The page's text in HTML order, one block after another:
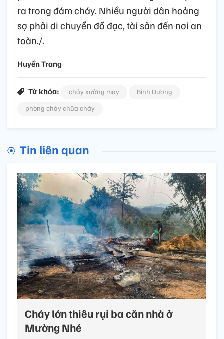
ra trong đám cháy. Nhiều người dân hoảng
sợ phải di chuyển đồ đạc, tài sản đến nơi an
toàn./.
Huyền Trang
Từ khóa: cháy xưởng may
Bình Dương
phòng cháy chữa cháy
Tin liên quan
Cháy lớn thiêu rụi ba căn nhà ở
Mường Nhé